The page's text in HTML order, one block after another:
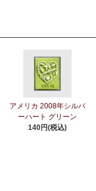
アメリカ 2008年シルバ
ーハート グリーン
140円(税込)